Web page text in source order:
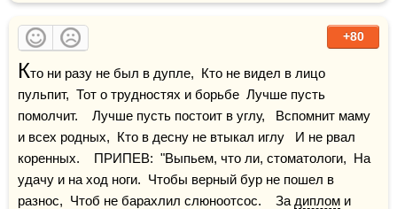
+80
Кто ни разу не был в дупле,  Кто не видел в лицо
пульпит,  Тот о трудностях и борьбе  Лучше пусть
помолчит.    Лучше пусть постоит в углу,   Вспомнит маму
и всех родных,  Кто в десну не втыкал иглу   И не рвал
коренных.    ПРИПЕВ:  "Выпьем, что ли, стоматологи,  На
удачу и на ход ноги.  Чтобы верный бур не пошел в
разнос,  Чтоб не барахлил слюноотсос.    За диплом и